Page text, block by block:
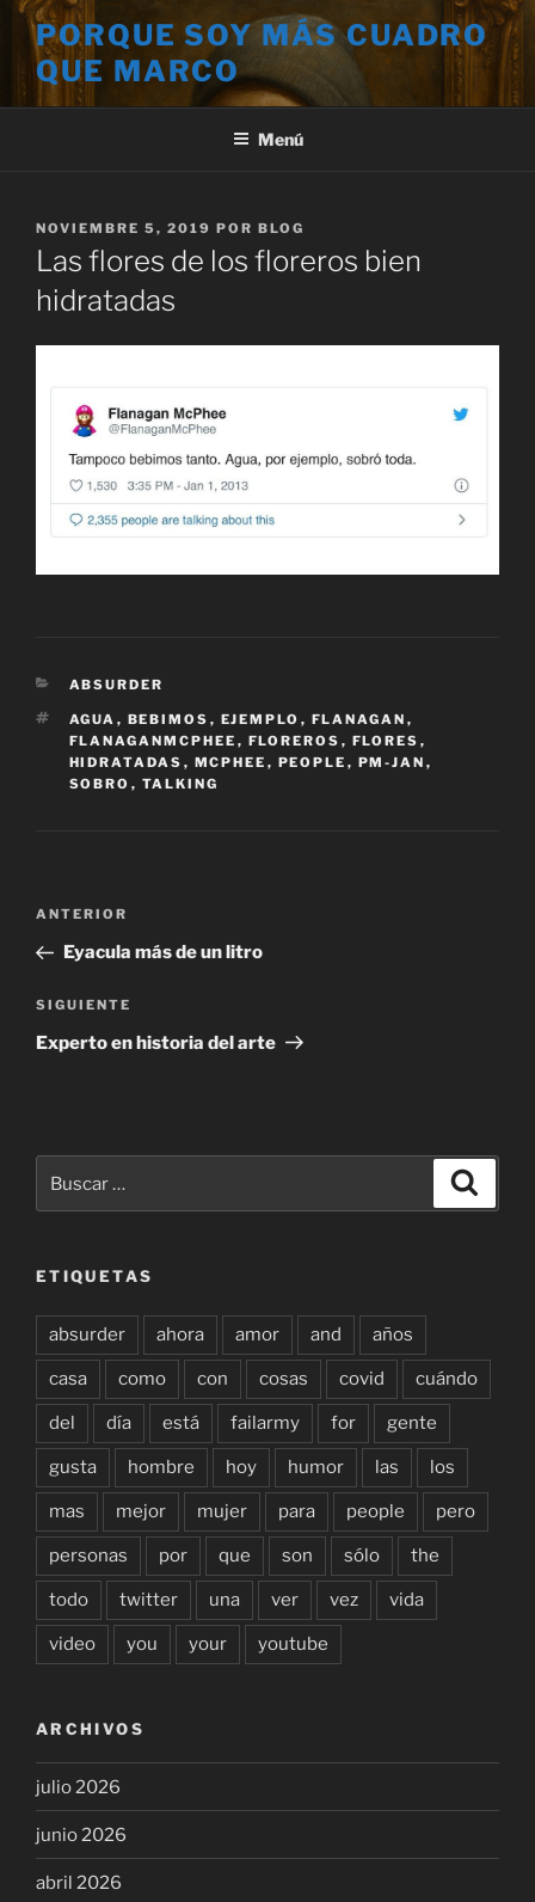
Saltar
contenido
PORQUE SOY MÁS CUADRO
QUE MARCO
Menú
PUBLICADO
EL
NOVIEMBRE 5, 2019 POR BLOG
Las flores de los floreros bien
hidratadas
CATEGORÍAS
ABSURDER
ETIQUETAS
AGUA , BEBIMOS , EJEMPLO , FLANAGAN ,
FLANAGANMCPHEE , FLOREROS , FLORES ,
HIDRATADAS , MCPHEE , PEOPLE , PM-JAN ,
SOBRO , TALKING
Navegación
entradas
Entrada
anterior:
ANTERIOR
Eyacula más de un litro
Siguiente
entrada
SIGUIENTE
Experto en historia del arte
por:
ETIQUETAS
absurder ahora amor and años
casa como con cosas covid cuándo
del día está failarmy for gente
gusta hombre hoy humor las los
mas mejor mujer para people pero
personas por que son sólo the
todo twitter una ver vez vida
video you your youtube
ARCHIVOS
julio 2026
junio 2026
abril 2026